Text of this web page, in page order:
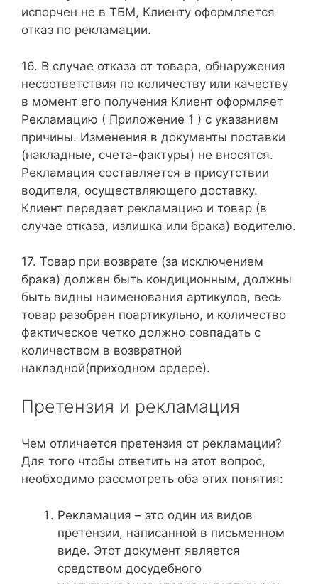
испорчен не в ТБМ, Клиенту оформляется
отказ по рекламации.
16. В случае отказа от товара, обнаружения
несоответствия по количеству или качеству
в момент его получения Клиент оформляет
Рекламацию ( Приложение 1 ) с указанием
причины. Изменения в документы поставки
(накладные, счета-фактуры) не вносятся.
Рекламация составляется в присутствии
водителя, осуществляющего доставку.
Клиент передает рекламацию и товар (в
случае отказа, излишка или брака) водителю.
17. Товар при возврате (за исключением
брака) должен быть кондиционным, должны
быть видны наименования артикулов, весь
товар разобран поартикульно, и количество
фактическое четко должно совпадать с
количеством в возвратной
накладной(приходном ордере).
Претензия и рекламация
Чем отличается претензия от рекламации?
Для того чтобы ответить на этот вопрос,
необходимо рассмотреть оба этих понятия:
Рекламация – это один из видов
претензии, написанной в письменном
виде. Этот документ является
средством досудебного